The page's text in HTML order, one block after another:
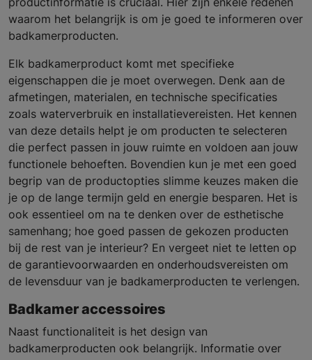
waarom het belangrijk is om je goed te informeren over
badkamerproducten.
Elk badkamerproduct komt met specifieke
eigenschappen die je moet overwegen. Denk aan de
afmetingen, materialen, en technische specificaties
zoals waterverbruik en installatievereisten. Het kennen
van deze details helpt je om producten te selecteren
die perfect passen in jouw ruimte en voldoen aan jouw
functionele behoeften. Bovendien kun je met een goed
begrip van de productopties slimme keuzes maken die
je op de lange termijn geld en energie besparen. Het is
ook essentieel om na te denken over de esthetische
samenhang; hoe goed passen de gekozen producten
bij de rest van je interieur? En vergeet niet te letten op
de garantievoorwaarden en onderhoudsvereisten om
de levensduur van je badkamerproducten te verlengen.
Badkamer accessoires
Naast functionaliteit is het design van
badkamerproducten ook belangrijk. Informatie over